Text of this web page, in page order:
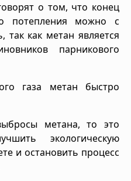
о том, что конец
потепления можно с
так как метан является
парникового
газа метан быстро
метана, то это
экологическую
и остановить процесс